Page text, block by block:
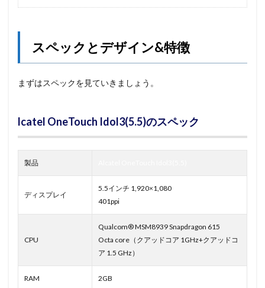
スペックとデザイン&特徴
まずはスペックを見ていきましょう。
lcatel OneTouch Idol3(5.5)のスペック
製品
ディスプレイ
5.5インチ 1,920×1,080
401ppi
CPU
Qualcom® MSM8939 Snapdragon 615
Octa core（クアッドコア 1GHz+クアッドコ
ア 1.5 GHz）
RAM 2GB